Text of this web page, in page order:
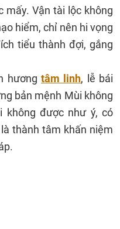
mấy. Vận tài lộc không
hiểm, chỉ nên hi vọng
tiểu thành đợi, gắng
hương tâm linh, lễ bái
bản mệnh Mùi không
không được như ý, có
thành tâm khấn niệm